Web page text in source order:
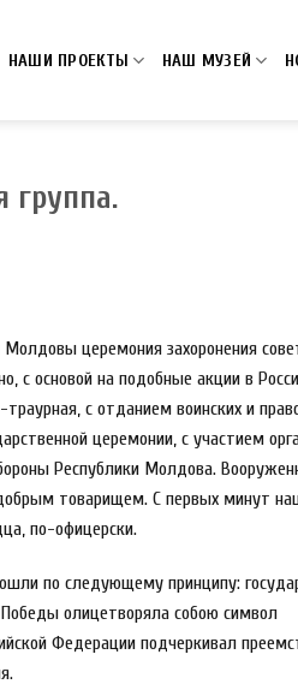
НАШИ ПРОЕКТЫ НАШ МУЗЕЙ
группа.
церемония захоронения
с основой на подобные акции в
с отданием воинских и
церемонии, с участием
Республики Молдова.
товарищем. С первых минут
по-офицерски.
по следующему принципу:
олицетворяла собою символ
Федерации подчеркивал